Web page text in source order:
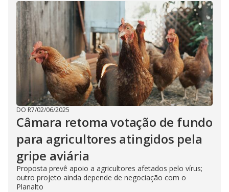
DO R7/02/06/2025
Câmara retoma votação de fundo
para agricultores atingidos pela
gripe aviária
Proposta prevê apoio a agricultores afetados pelo vírus;
outro projeto ainda depende de negociação com o
Planalto